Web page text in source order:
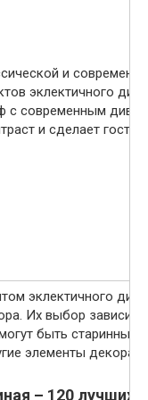
и
эклектичного
с современным
и сделает
эклектичного
Их выбор зависит
быть старинные
элементы декора.
– 120 лучших